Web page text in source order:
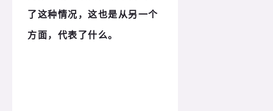
了这种情况，这也是从另一个
方面，代表了什么。